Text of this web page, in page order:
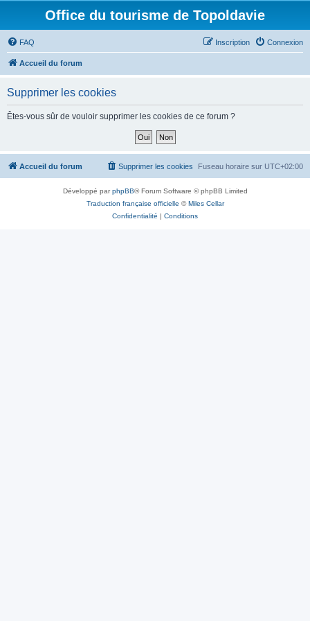
Office du tourisme de Topoldavie
FAQ Connexion
Inscription
Accueil du forum
Supprimer les cookies
Êtes-vous sûr de vouloir supprimer les cookies de ce forum ?
Accueil du forum Fuseau horaire sur UTC+02:00
Supprimer les cookies
Développé parphpBB® Forum Software © phpBB Limited
Traduction française officielle ©Miles Cellar
Confidentialité | Conditions